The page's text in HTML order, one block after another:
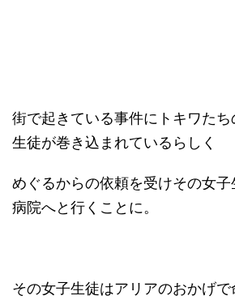
街で起きている事件にトキワた
生徒が巻き込まれているらしく
めぐるからの依頼を受けその女
病院へと行くことに。
その女子生徒はアリアのおかげ